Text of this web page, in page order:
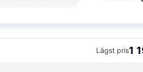
Lägst pris1